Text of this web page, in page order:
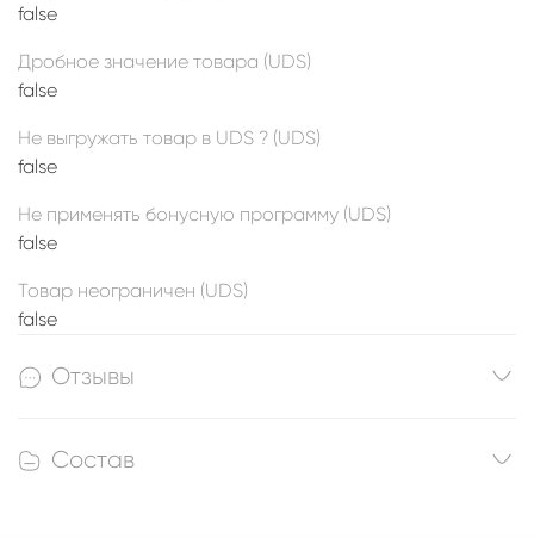
false
Дробное значение товара (UDS)
false
Не выгружать товар в UDS ? (UDS)
false
Не применять бонусную программу (UDS)
false
Товар неограничен (UDS)
false
Отзывы
Состав